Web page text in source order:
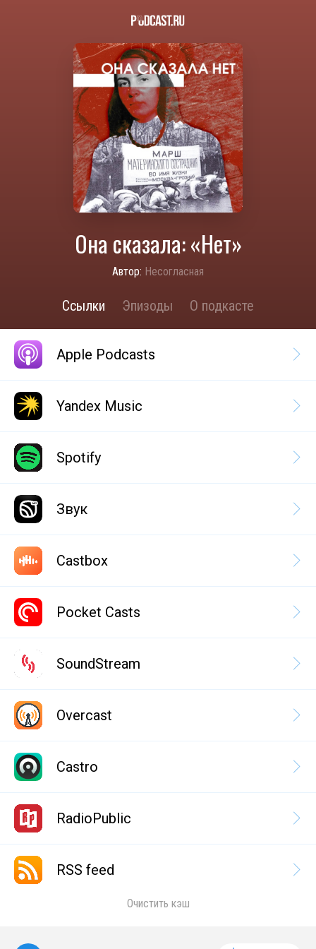
Она сказала: «Нет»
Автор: Несогласная
Ссылки Эпизоды О подкасте
Apple Podcasts
Yandex Music
Spotify
Звук
Castbox
Pocket Casts
SoundStream
Overcast
Castro
RadioPublic
RSS feed
Очистить кэш